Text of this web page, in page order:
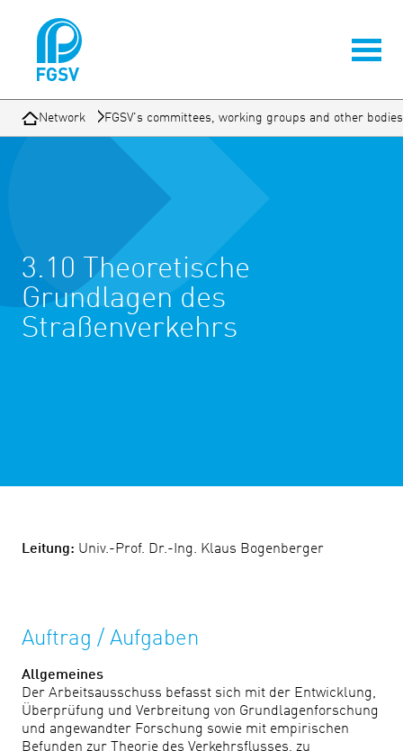
Network FGSV's committees, working groups and other bodies
3.10 Theoretische
Grundlagen des
Straßenverkehrs
Leitung: Univ.-Prof. Dr.-Ing. Klaus Bogenberger
Auftrag / Aufgaben
Allgemeines
Der Arbeitsausschuss befasst sich mit der Entwicklung,
Überprüfung und Verbreitung von Grundlagenforschung
und angewandter Forschung sowie mit empirischen
Befunden zur Theorie des Verkehrsflusses, zu